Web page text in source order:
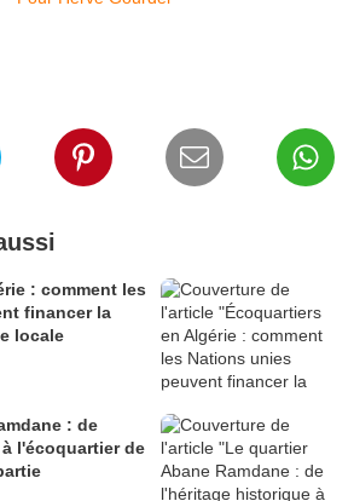
: comment les
financer la
locale
: de
l'écoquartier de